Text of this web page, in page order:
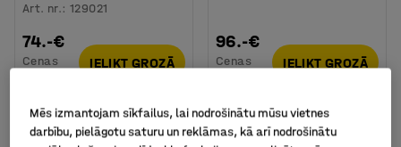
Art. nr.:129021
74.-€
Cenas
bez PVN
IELIKT GROZĀ
96.-€
Cenas
bez PVN
IELIKT GROZĀ
Mēs izmantojam sīkfailus, lai nodrošinātu mūsu vietnes
darbību, pielāgotu saturu un reklāmas, kā arī nodrošinātu